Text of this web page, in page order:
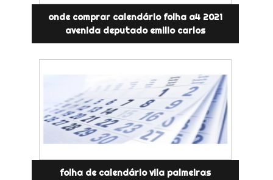
onde comprar calendário folha a4 2021
avenida deputado emilio carlos
folha de calendário vila palmeiras